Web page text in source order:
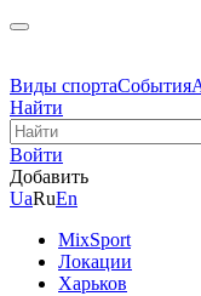
Виды спортаСобытия
Найти
Войти
Добавить
UaRuEn
MixSport
Локации
Харьков